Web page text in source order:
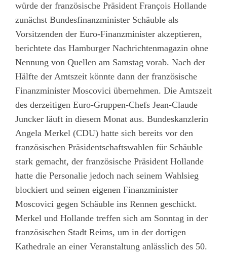
würde der französische Präsident François Hollande
zunächst Bundesfinanzminister Schäuble als
Vorsitzenden der Euro-Finanzminister akzeptieren,
berichtete das Hamburger Nachrichtenmagazin ohne
Nennung von Quellen am Samstag vorab. Nach der
Hälfte der Amtszeit könnte dann der französische
Finanzminister Moscovici übernehmen. Die Amtszeit
des derzeitigen Euro-Gruppen-Chefs Jean-Claude
Juncker läuft in diesem Monat aus. Bundeskanzlerin
Angela Merkel (CDU) hatte sich bereits vor den
französischen Präsidentschaftswahlen für Schäuble
stark gemacht, der französische Präsident Hollande
hatte die Personalie jedoch nach seinem Wahlsieg
blockiert und seinen eigenen Finanzminister
Moscovici gegen Schäuble ins Rennen geschickt.
Merkel und Hollande treffen sich am Sonntag in der
französischen Stadt Reims, um in der dortigen
Kathedrale an einer Veranstaltung anlässlich des 50.